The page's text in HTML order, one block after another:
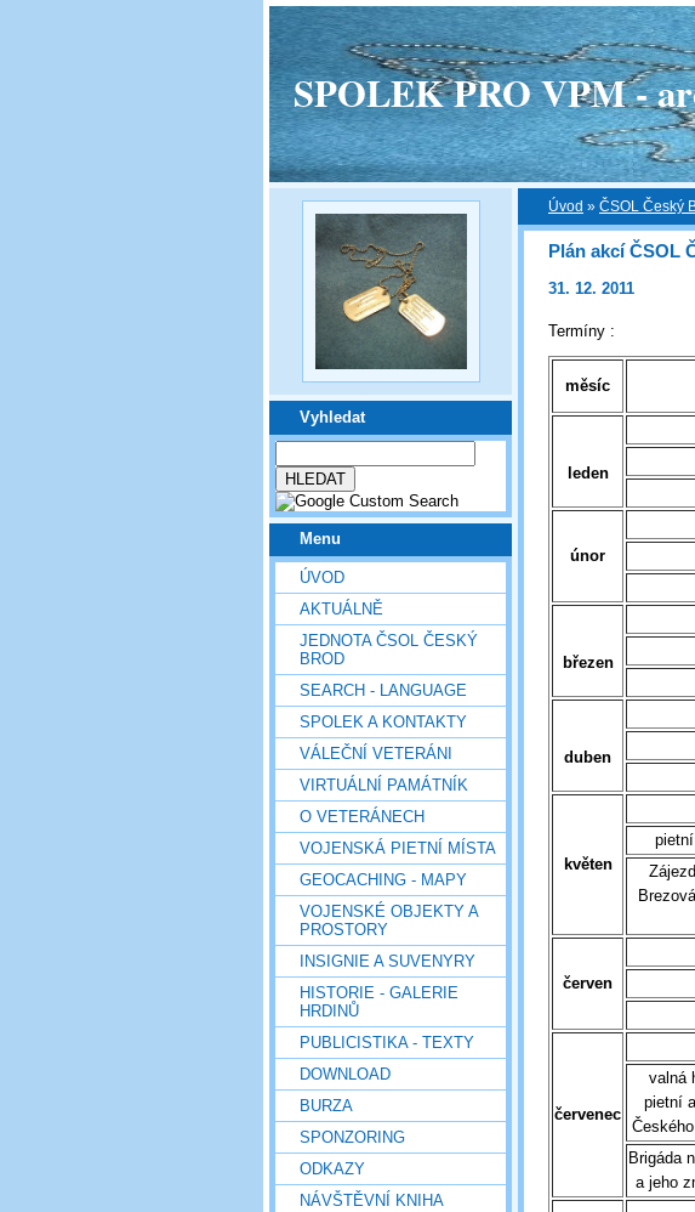
SPOLEK PRO VPM -
Vyhledat
Menu
ÚVOD
AKTUÁLNĚ
JEDNOTA ČSOL ČESKÝ
BROD
SEARCH - LANGUAGE
SPOLEK A KONTAKTY
VÁLEČNÍ VETERÁNI
VIRTUÁLNÍ PAMÁTNÍK
O VETERÁNECH
VOJENSKÁ PIETNÍ MÍSTA
GEOCACHING - MAPY
VOJENSKÉ OBJEKTY A
PROSTORY
INSIGNIE A SUVENYRY
HISTORIE - GALERIE
HRDINŮ
PUBLICISTIKA - TEXTY
DOWNLOAD
BURZA
SPONZORING
ODKAZY
NÁVŠTĚVNÍ KNIHA
Úvod » ČSOL Český
Plán akcí ČSOL
31. 12. 2011
Termíny :
měsíc
leden
únor
březen
duben
květen
červen
červenec
valná
pietní
Brigáda
a jeho